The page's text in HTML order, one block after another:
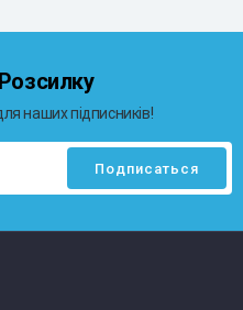
наших підписників!